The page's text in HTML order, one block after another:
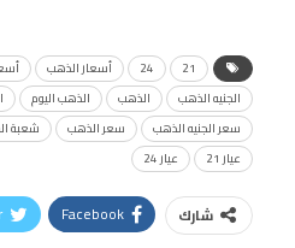
21
24 أسعار الذهب
الجنيه الذهب
الذهب الذهب اليوم
سعر الجنيه الذهب
سعر الذهب شعبة
عيار 21
عيار 24
شارك Facebook